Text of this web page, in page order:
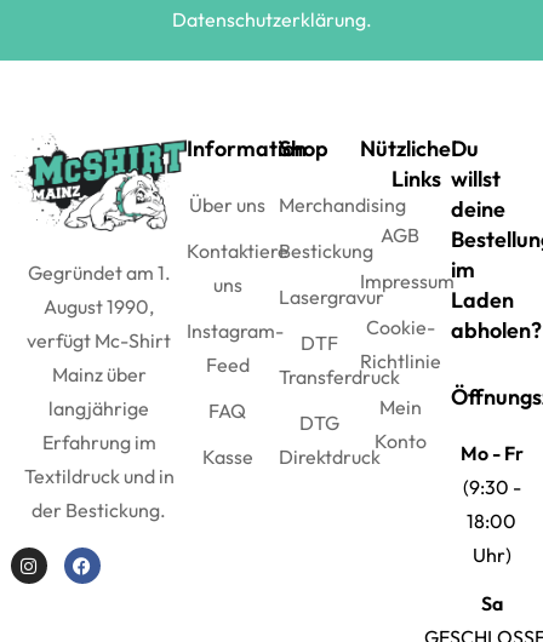
Datenschutzerklärung.
Gegründet am 1.
August 1990,
verfügt Mc-Shirt
Mainz über
langjährige
Erfahrung im
Textildruck und in
der Bestickung.
Information
Über uns
Kontaktiere
uns
Instagram-
Feed
FAQ
Kasse
Shop
Merchandising
Bestickung
Lasergravur
DTF
Transferdruck
DTG
Direktdruck
Nützliche
Links
AGB
Impressum
Cookie-
Richtlinie
Mein
Konto
Du
willst
deine
im
Laden
abholen?
Mo - Fr
(9:30 -
18:00
Uhr)
Sa